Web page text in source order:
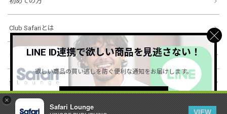
×
Safari Lounge
VIEW
Club Safariとは
ショッピングガイド
会社概要・規約
LINE ID連携で欲しい商品を見逃さない！
欲しい商品の買い逃しを防ぐ便利な通知をお届けします。
詳しくはこちら ＞